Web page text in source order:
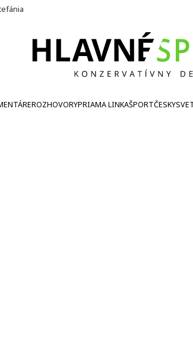
ROZHOVORYPRIAMA LINKAŠPORTČESKY